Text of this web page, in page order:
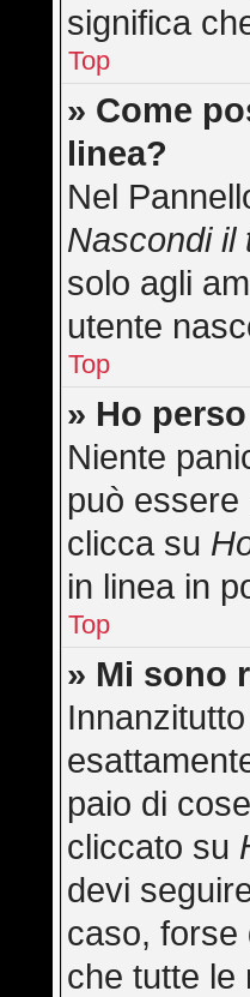
significa
Top
» Come
linea?
Nel
Nascondi il
solo agli
utente
Top
» Ho
Niente
può
clicca su
in linea in
Top
» Mi sono
paio di
cliccato su
devi
caso, forse
che tutte le